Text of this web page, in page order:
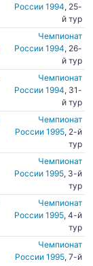
России 1994, 25-
й тур
Чемпионат
России 1994, 26-
й тур
Чемпионат
России 1994, 31-
й тур
Чемпионат
России 1995, 2-й
тур
Чемпионат
России 1995, 3-й
тур
Чемпионат
России 1995, 4-й
тур
Чемпионат
России 1995, 7-й